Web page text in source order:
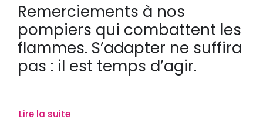
Remerciements à nos
pompiers qui combattent les
flammes. S’adapter ne suffira
pas : il est temps d’agir.
Lire la suite